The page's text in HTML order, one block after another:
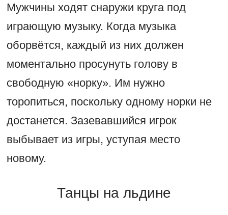
Мужчины ходят снаружи круга под
играющую музыку. Когда музыка
оборвётся, каждый из них должен
моментально просунуть голову в
свободную «норку». Им нужно
торопиться, поскольку одному норки не
достанется. Зазевавшийся игрок
выбывает из игры, уступая место
новому.
Танцы на льдине